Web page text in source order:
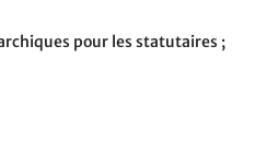
pour les statutaires ;